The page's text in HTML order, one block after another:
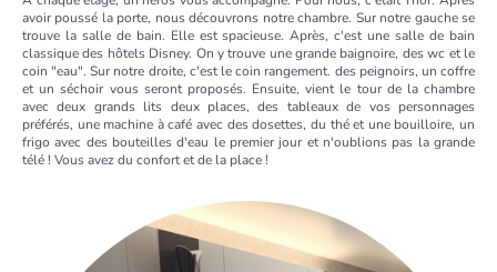
avoir poussé la porte, nous découvrons notre chambre. Sur notre gauche se
trouve la salle de bain. Elle est spacieuse. Après, c'est une salle de bain
classique des hôtels Disney. On y trouve une grande baignoire, des wc et le
coin "eau". Sur notre droite, c'est le coin rangement. des peignoirs, un coffre
et un séchoir vous seront proposés. Ensuite, vient le tour de la chambre
avec deux grands lits deux places, des tableaux de vos personnages
préférés, une machine à café avec des dosettes, du thé et une bouilloire, un
frigo avec des bouteilles d'eau le premier jour et n'oublions pas la grande
télé ! Vous avez du confort et de la place !